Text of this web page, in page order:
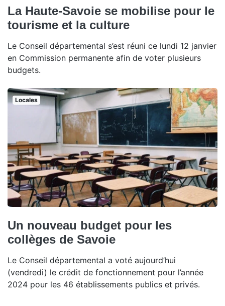
La Haute-Savoie se mobilise pour le
tourisme et la culture
Le Conseil départemental s’est réuni ce lundi 12 janvier
en Commission permanente afin de voter plusieurs
budgets.
Locales
Un nouveau budget pour les
collèges de Savoie
Le Conseil départemental a voté aujourd’hui
(vendredi) le crédit de fonctionnement pour l’année
2024 pour les 46 établissements publics et privés.